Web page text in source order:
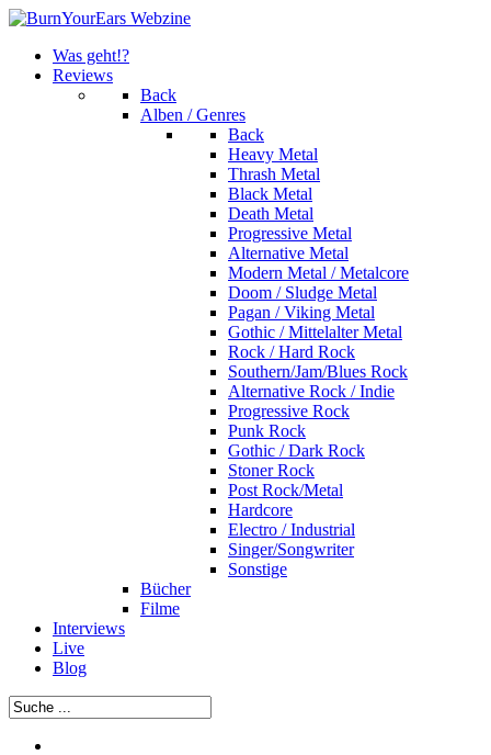
Was geht!?
Reviews
Back
Alben / Genres
Back
Heavy Metal
Thrash Metal
Black Metal
Death Metal
Progressive Metal
Alternative Metal
Modern Metal / Metalcore
Doom / Sludge Metal
Pagan / Viking Metal
Gothic / Mittelalter Metal
Rock / Hard Rock
Southern/Jam/Blues Rock
Alternative Rock / Indie
Progressive Rock
Punk Rock
Gothic / Dark Rock
Stoner Rock
Post Rock/Metal
Hardcore
Electro / Industrial
Singer/Songwriter
Sonstige
Bücher
Filme
Interviews
Live
Blog